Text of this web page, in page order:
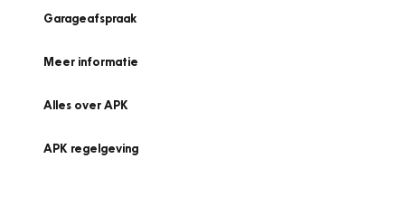
Garageafspraak
Meer informatie
Alles over APK
APK regelgeving